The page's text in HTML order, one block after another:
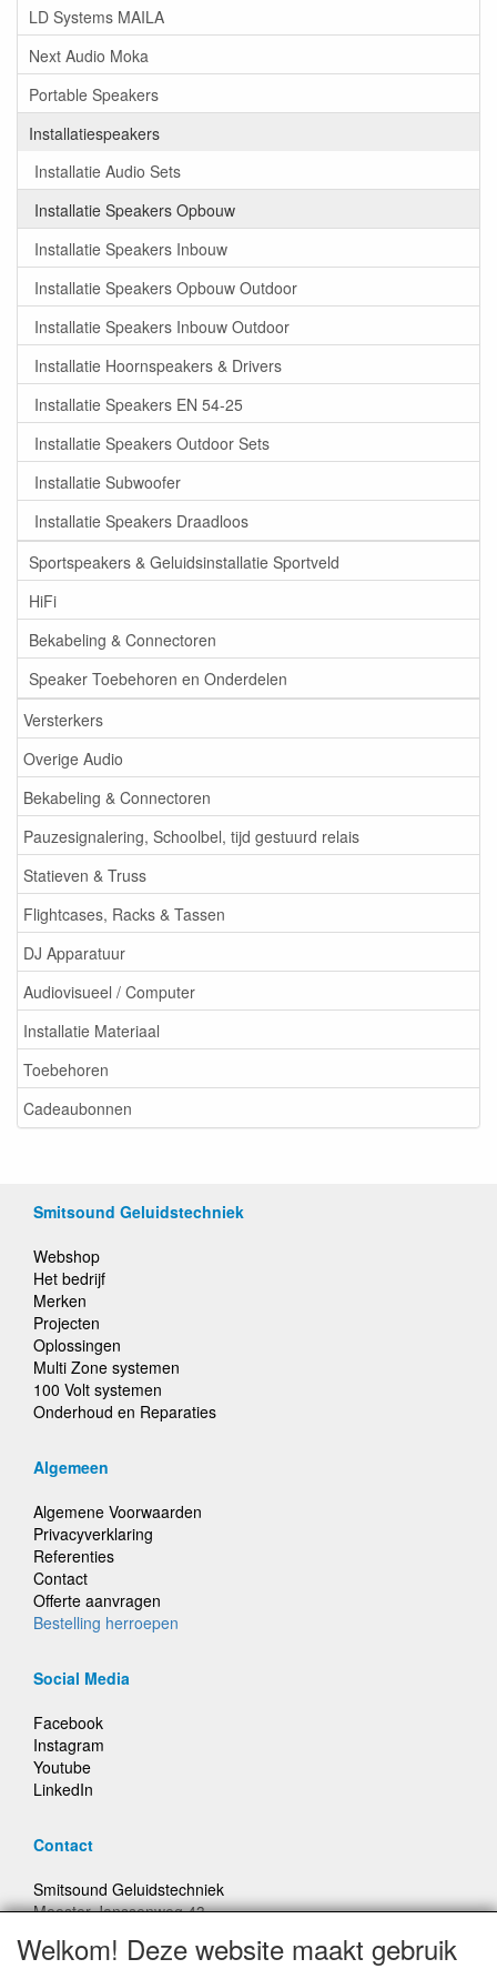
LD Systems MAILA
Next Audio Moka
Portable Speakers
Installatiespeakers
Installatie Audio Sets
Installatie Speakers Opbouw
Installatie Speakers Inbouw
Installatie Speakers Opbouw Outdoor
Installatie Speakers Inbouw Outdoor
Installatie Hoornspeakers & Drivers
Installatie Speakers EN 54-25
Installatie Speakers Outdoor Sets
Installatie Subwoofer
Installatie Speakers Draadloos
Sportspeakers & Geluidsinstallatie Sportveld
HiFi
Bekabeling & Connectoren
Speaker Toebehoren en Onderdelen
Versterkers
Overige Audio
Bekabeling & Connectoren
Pauzesignalering, Schoolbel, tijd gestuurd relais
Statieven & Truss
Flightcases, Racks & Tassen
DJ Apparatuur
Audiovisueel / Computer
Installatie Materiaal
Toebehoren
Cadeaubonnen
Smitsound Geluidstechniek
Webshop
Het bedrijf
Merken
Projecten
Oplossingen
Multi Zone systemen
100 Volt systemen
Onderhoud en Reparaties
Algemeen
Algemene Voorwaarden
Privacyverklaring
Referenties
Contact
Offerte aanvragen
Bestelling herroepen
Social Media
Facebook
Instagram
Youtube
LinkedIn
Contact
Smitsound Geluidstechniek
Meester Janssenweg 43
E-mail: info@smitsound.nl
Welkom! Deze website maakt gebruik